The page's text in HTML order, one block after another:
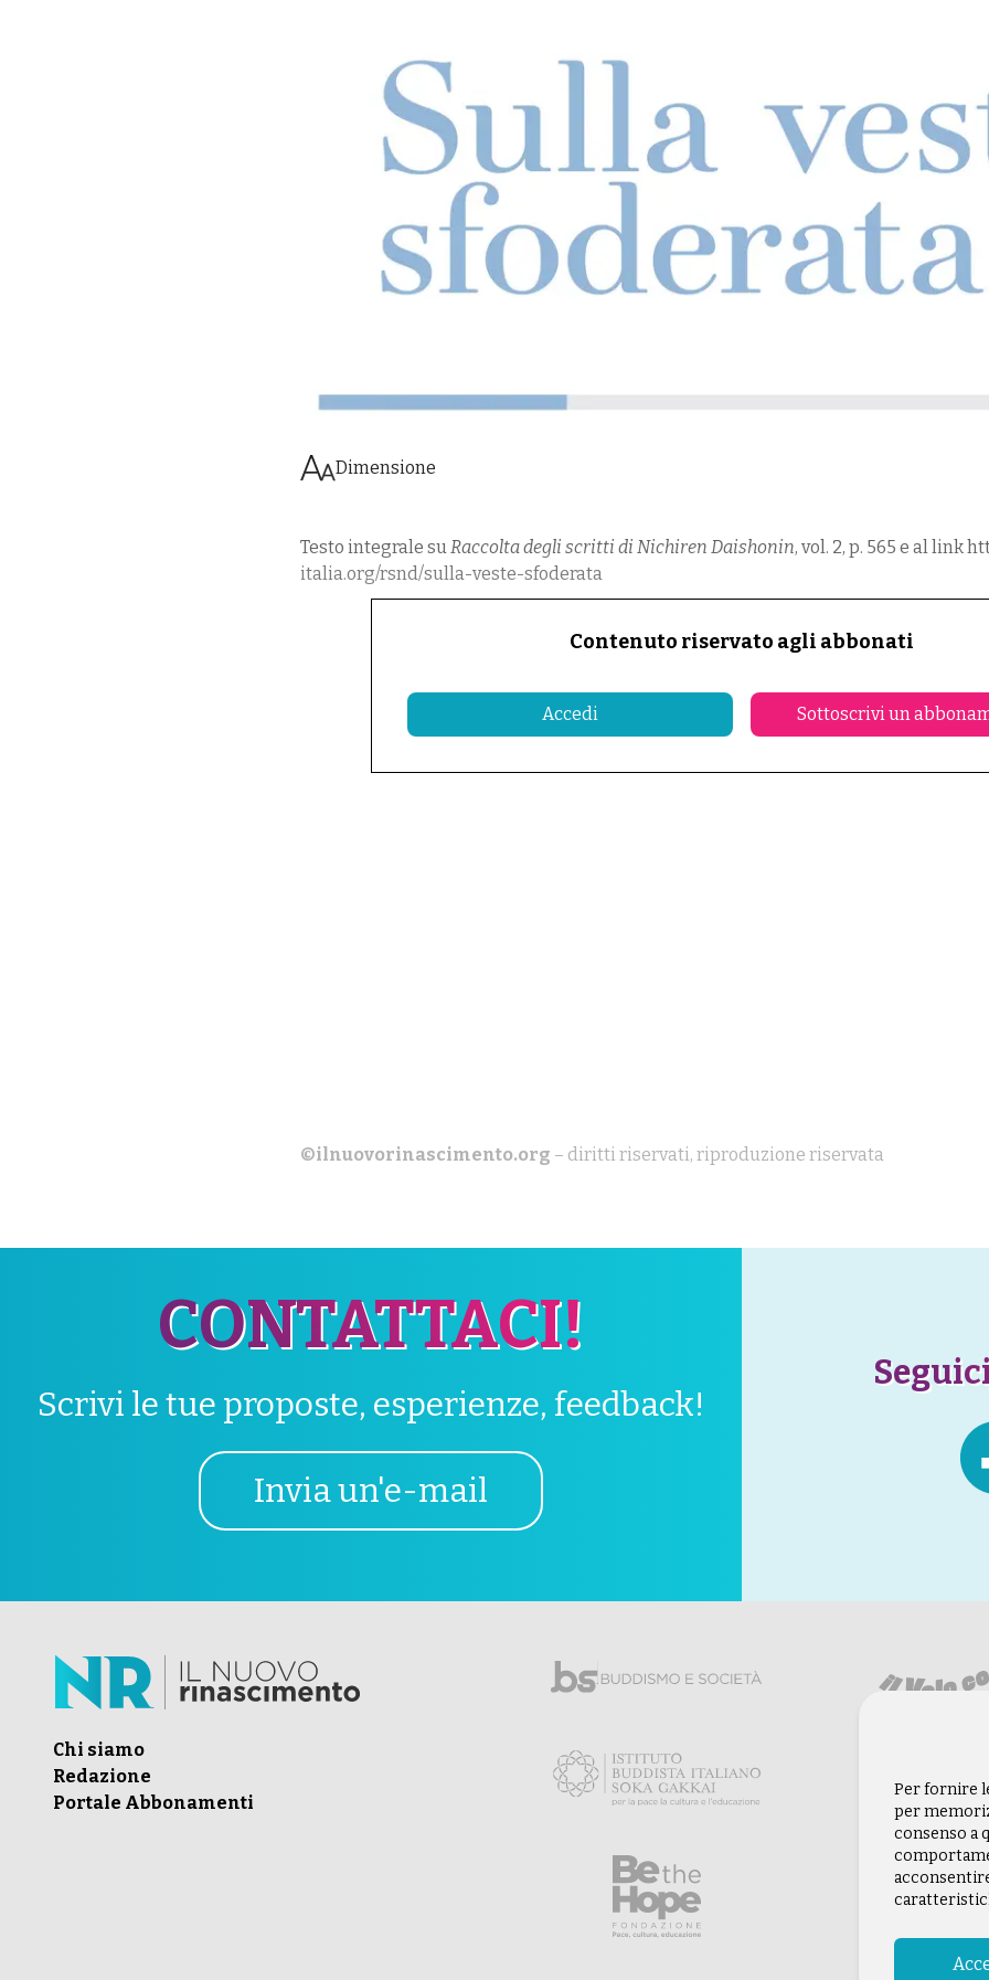
Dimensione
Testo integrale suRaccolta degli scritti di Nichiren Daishonin, vol. 2, p. 565 e al link
italia.org/rsnd/sulla-veste-sfoderata
Contenuto riservato agli abbonati
Accedi Sottoscrivi un
©ilnuovorinascimento.org – diritti riservati, riproduzione riservata
CONTATTACI!
Scrivi le tue proposte, esperienze, feedback!
Invia un'e-mail
Chi siamo
Redazione
Portale Abbonamenti
Per fornire
per
consenso a